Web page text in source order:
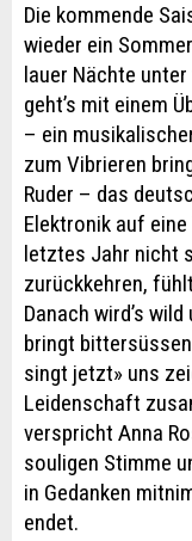
Die kommende
wieder ein
lauer Nächte
geht’s mit einem
– ein
zum Vibrieren
Ruder – das
Elektronik auf
letztes Jahr nicht
zurückkehren,
Danach wird’s
bringt
singt jetzt» uns
Leidenschaft
verspricht Anna
souligen Stimme
in Gedanken
endet.